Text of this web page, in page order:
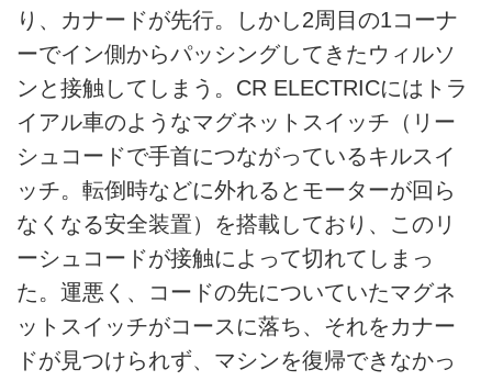
り、カナードが先行。しかし2周目の1コーナ
ーでイン側からパッシングしてきたウィルソ
ンと接触してしまう。CR ELECTRICにはトラ
イアル車のようなマグネットスイッチ（リー
シュコードで手首につながっているキルスイ
ッチ。転倒時などに外れるとモーターが回ら
なくなる安全装置）を搭載しており、このリ
ーシュコードが接触によって切れてしまっ
た。運悪く、コードの先についていたマグネ
ットスイッチがコースに落ち、それをカナー
ドが見つけられず、マシンを復帰できなかっ